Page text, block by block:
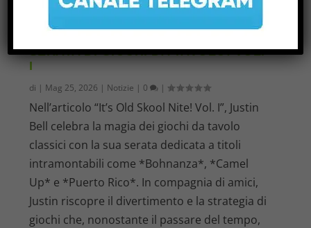
SERATA DI GIOCHI DA TAVOLO: VOL.
I
di | Mag 25, 2026 | Notizie | 0 |
Nell’articolo “It’s Old Skool Nite! Vol. I”, Justin
Bell celebra la magia dei giochi da tavolo
classici con la sua serata dedicata a titoli
intramontabili come *Bohnanza*, *Camel
Up* e *Puerto Rico*. In compagnia di amici,
Justin riscopre il divertimento e la strategia di
giochi che, nonostante il passare del tempo,